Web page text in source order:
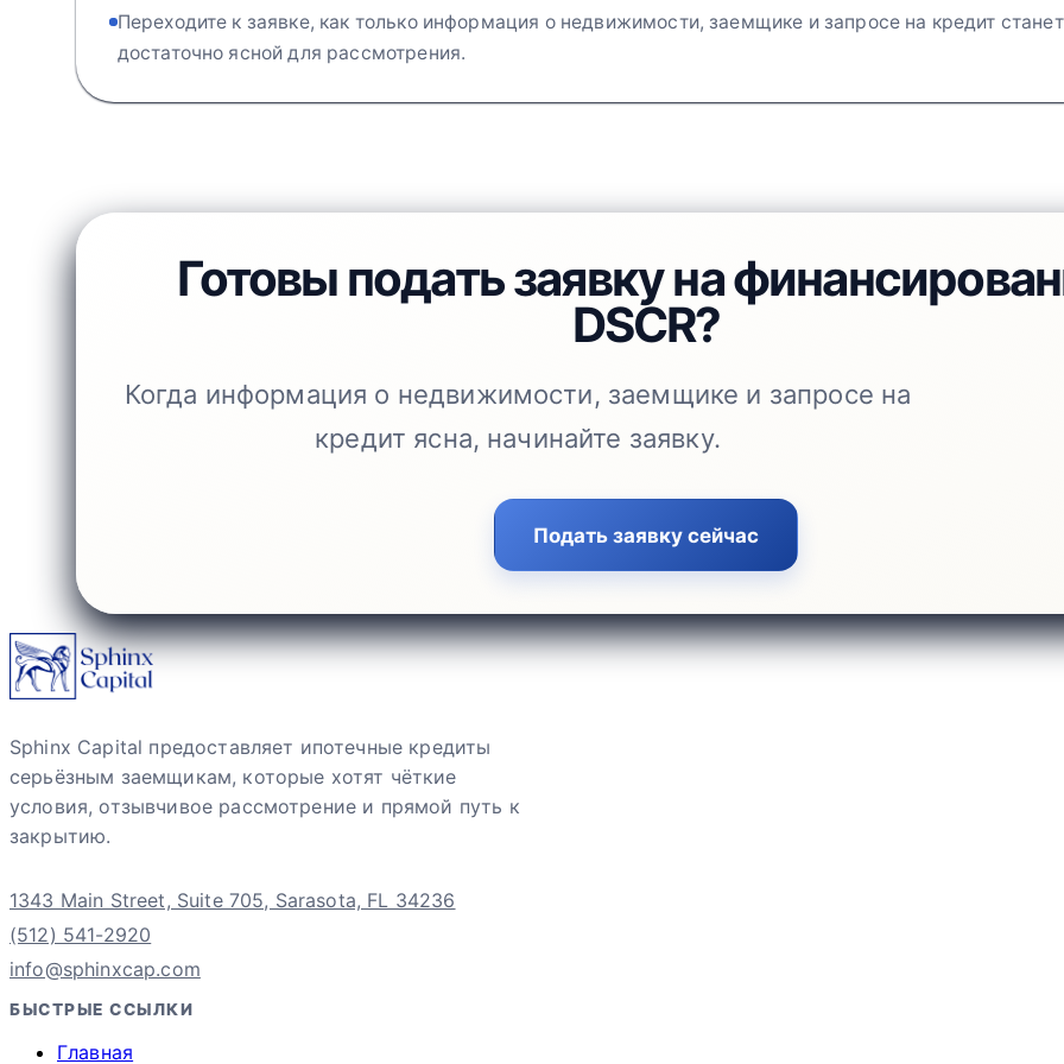
Переходите к заявке, как только информация о недвижимости, заемщике и запросе на кредит станет
достаточно ясной для рассмотрения.
Готовы подать заявку на
DSCR?
Когда информация о недвижимости, заемщике и запросе на
кредит ясна, начинайте заявку.
Подать заявку сейчас
Sphinx Capital предоставляет ипотечные кредиты
серьёзным заемщикам, которые хотят чёткие
условия, отзывчивое рассмотрение и прямой путь к
закрытию.
1343 Main Street, Suite 705, Sarasota, FL 34236
(512) 541-2920
info@sphinxcap.com
БЫСТРЫЕ ССЫЛКИ
Главная